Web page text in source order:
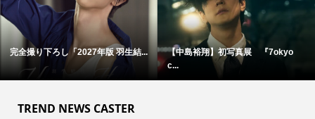
り下ろし「2027年版 羽生結...
【中島裕翔】初写真展 『7okyo
TREND NEWS CASTER